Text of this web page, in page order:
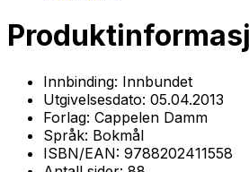
Innbinding: Innbundet
Utgivelsesdato: 05.04.2013
Forlag: Cappelen Damm
Språk: Bokmål
ISBN/EAN: 9788202411558